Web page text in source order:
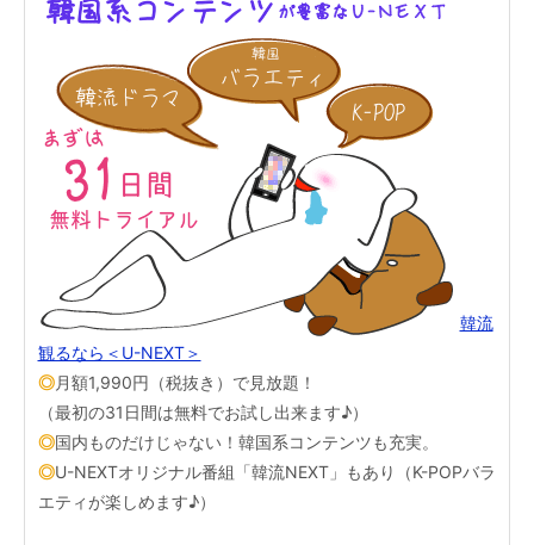
韓流
観るなら＜U-NEXT＞
◎月額1,990円（税抜き）で見放題！
（最初の31日間は無料でお試し出来ます♪）
◎国内ものだけじゃない！韓国系コンテンツも充実。
◎U-NEXTオリジナル番組「韓流NEXT」もあり（K-POPバラ
エティが楽しめます♪）